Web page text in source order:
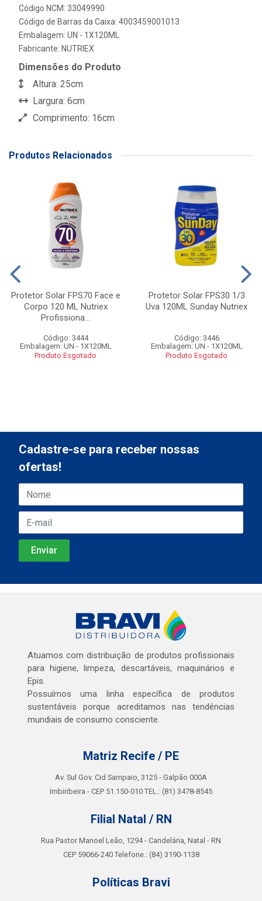
Código NCM: 33049990
Código de Barras da Caixa: 4003459001013
Embalagem: UN - 1X120ML
Fabricante: NUTRIEX
Dimensões do Produto
Altura: 25cm
Largura: 6cm
Comprimento: 16cm
Produtos Relacionados
Protetor Solar FPS70 Face e
Corpo 120 ML Nutriex
Profissiona...
Código: 3444
Embalagem: UN - 1X120ML
Produto Esgotado
Protetor Solar FPS30 1/3
Uva 120ML Sunday Nutriex
Código: 3446
Embalagem: UN - 1X120ML
Produto Esgotado
Cadastre-se para receber nossas
ofertas!
Atuamos com distribuição de produtos profissionais
para higiene, limpeza, descartáveis, maquinários e
Epis.
Possuímos uma linha específica de produtos
sustentáveis porque acreditamos nas tendências
mundiais de consumo consciente.
Matriz Recife / PE
Av. Sul Gov. Cid Sampaio, 3125 - Galpão 000A
Imbiribeira - CEP 51.150-010 TEL.: (81) 3478-8545
Filial Natal / RN
Rua Pastor Manoel Leão, 1294 - Candelária, Natal - RN
CEP 59066-240 Telefone.: (84) 3190-1138
Políticas Bravi